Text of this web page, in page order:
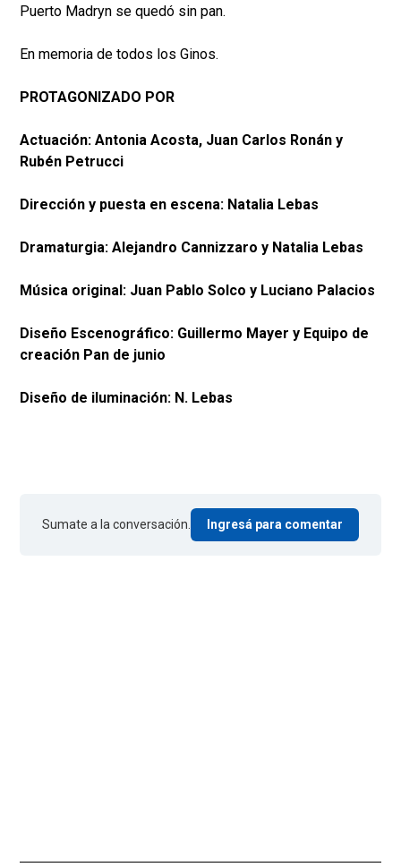
Puerto Madryn se quedó sin pan.
En memoria de todos los Ginos.
PROTAGONIZADO POR
Actuación: Antonia Acosta, Juan Carlos Ronán y
Rubén Petrucci
Dirección y puesta en escena: Natalia Lebas
Dramaturgia: Alejandro Cannizzaro y Natalia Lebas
Música original: Juan Pablo Solco y Luciano Palacios
Diseño Escenográfico: Guillermo Mayer y Equipo de
creación Pan de junio
Diseño de iluminación: N. Lebas
Sumate a la conversación. Ingresá para comentar